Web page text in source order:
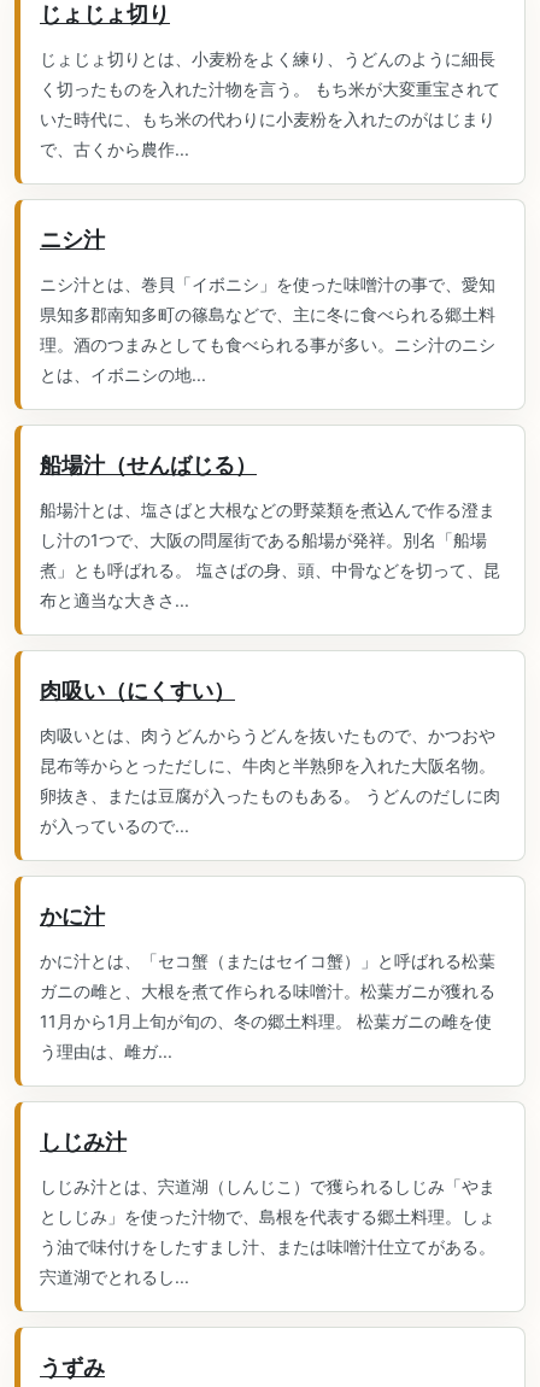
じょじょ切り
じょじょ切りとは、小麦粉をよく練り、うどんのように細長
く切ったものを入れた汁物を言う。 もち米が大変重宝されて
いた時代に、もち米の代わりに小麦粉を入れたのがはじまり
で、古くから農作...
ニシ汁
ニシ汁とは、巻貝「イボニシ」を使った味噌汁の事で、愛知
県知多郡南知多町の篠島などで、主に冬に食べられる郷土料
理。酒のつまみとしても食べられる事が多い。ニシ汁のニシ
とは、イボニシの地...
船場汁（せんばじる）
船場汁とは、塩さばと大根などの野菜類を煮込んで作る澄ま
し汁の1つで、大阪の問屋街である船場が発祥。別名「船場
煮」とも呼ばれる。 塩さばの身、頭、中骨などを切って、昆
布と適当な大きさ...
肉吸い（にくすい）
肉吸いとは、肉うどんからうどんを抜いたもので、かつおや
昆布等からとっただしに、牛肉と半熟卵を入れた大阪名物。
卵抜き、または豆腐が入ったものもある。 うどんのだしに肉
が入っているので...
かに汁
かに汁とは、「セコ蟹（またはセイコ蟹）」と呼ばれる松葉
ガニの雌と、大根を煮て作られる味噌汁。松葉ガニが獲れる
11月から1月上旬が旬の、冬の郷土料理。 松葉ガニの雌を使
う理由は、雌ガ...
しじみ汁
しじみ汁とは、宍道湖（しんじこ）で獲られるしじみ「やま
としじみ」を使った汁物で、島根を代表する郷土料理。しょ
う油で味付けをしたすまし汁、または味噌汁仕立てがある。
宍道湖でとれるし...
うずみ